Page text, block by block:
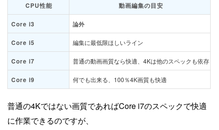
CPU性能 動画編集の目安
Core i3 論外
Core i5 編集に最低限ほしいライン
Core i7 普通の動画画質なら快適、4Kは他のスペックも依存
Core i9 何でも出来る、100％4K画質も快適
普通の4Kではない画質であればCore i7のスペックで快適
に作業できるのですが、